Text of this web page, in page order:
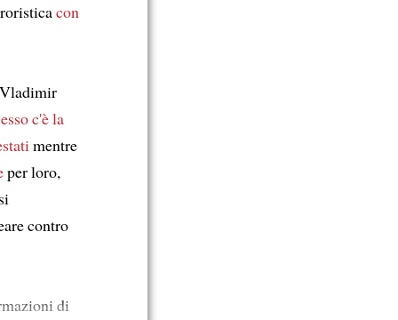
con
c'è la
mentre
per loro,
contro
di